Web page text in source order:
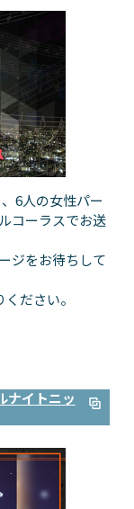
6人の女性パー
コーラスでお送
ジをお待ちして
ださい。
ナイトニッ